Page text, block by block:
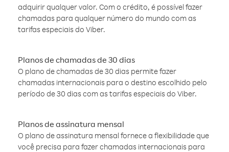
adquirir qualquer valor. Com o crédito, é possível fazer
chamadas para qualquer número do mundo com as
tarifas especiais do Viber.
Planos de chamadas de 30 dias
O plano de chamadas de 30 dias permite fazer
chamadas internacionais para o destino escolhido pelo
período de 30 dias com as tarifas especiais do Viber.
Planos de assinatura mensal
O plano de assinatura mensal fornece a flexibilidade que
você precisa para fazer chamadas internacionais para